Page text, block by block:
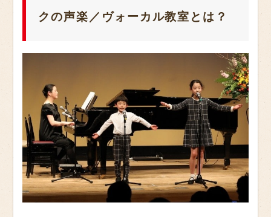
クの声楽／ヴォーカル教室とは？